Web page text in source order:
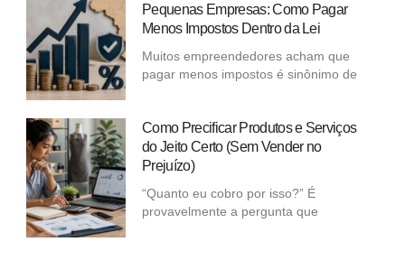
Pequenas Empresas: Como Pagar
Menos Impostos Dentro da Lei
Muitos empreendedores acham que
pagar menos impostos é sinônimo de
Como Precificar Produtos e Serviços
do Jeito Certo (Sem Vender no
Prejuízo)
“Quanto eu cobro por isso?” É
provavelmente a pergunta que